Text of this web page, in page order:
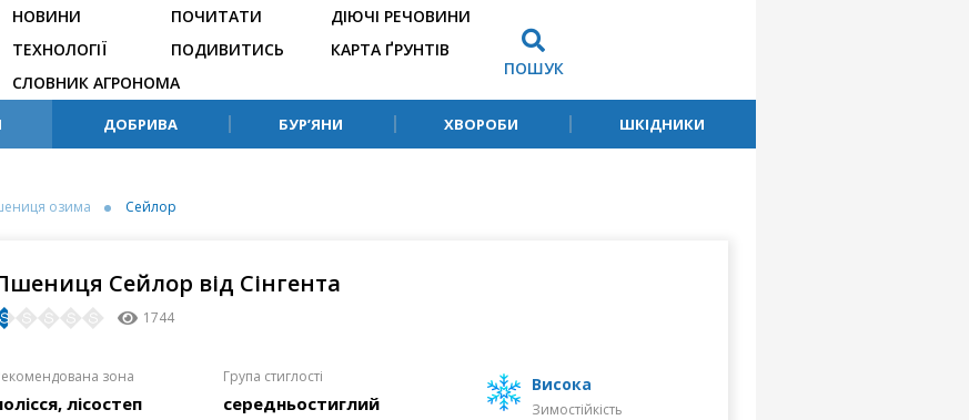
НОВИНИ
ТЕХНОЛОГІЇ
ПОЧИТАТИ
ПОДИВИТИСЬ
ДІЮЧІ РЕЧОВИНИ
КАРТА ҐРУНТІВ
СЛОВНИК АГРОНОМА
ПОШУК
ДОБРИВА БУР’ЯНИ ХВОРОБИ ШКІДНИКИ
озима Сейлор
Сейлор від Сінгента
1744
зона
лісостеп
Група стиглості
середньостиглий
високa
Зимостійкість